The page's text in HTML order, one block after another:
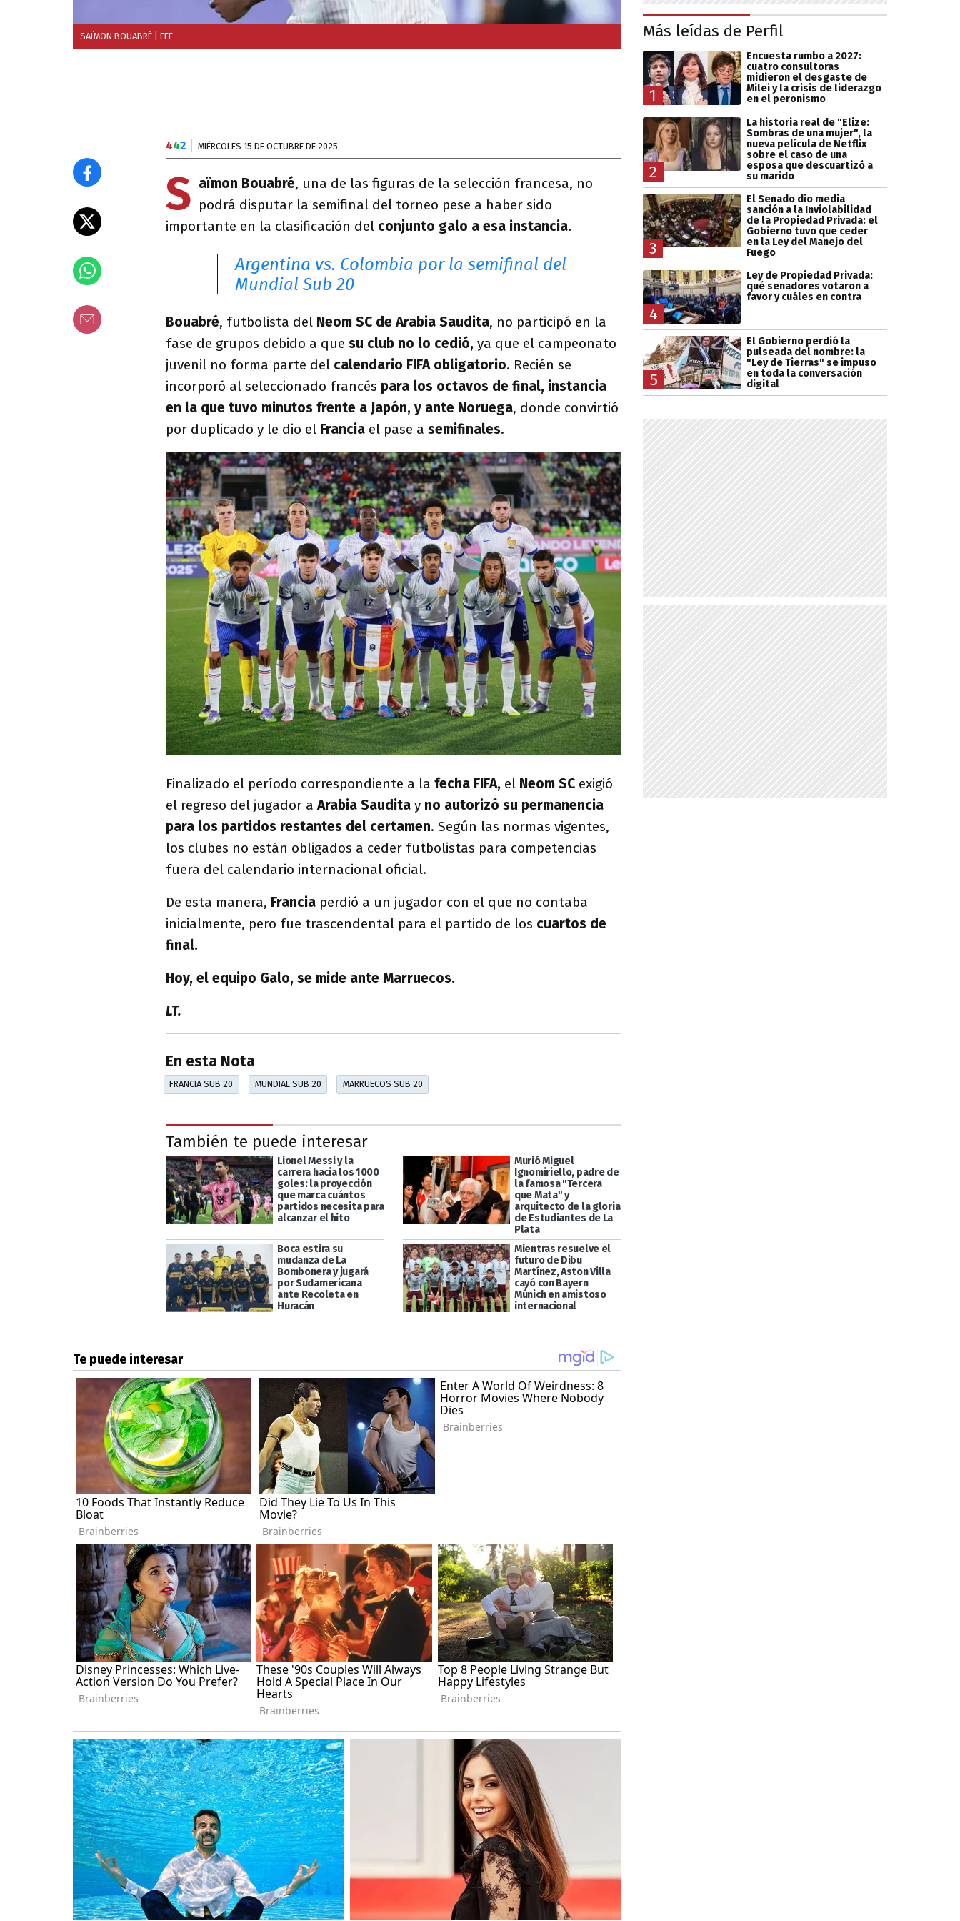
SAÏMON BOUABRÉ | FFF
442 MIÉRCOLES 15 DE OCTUBRE DE 2025
S aïmon Bouabré, una de las figuras de la selección francesa, no
podrá disputar la semifinal del torneo pese a haber sido
importante en la clasificación del conjunto galo a esa instancia.
Argentina vs. Colombia por la semifinal del
Mundial Sub 20
Bouabré, futbolista del Neom SC de Arabia Saudita, no participó en la
fase de grupos debido a que su club no lo cedió, ya que el campeonato
juvenil no forma parte del calendario FIFA obligatorio. Recién se
incorporó al seleccionado francés para los octavos de final, instancia
en la que tuvo minutos frente a Japón, y ante Noruega, donde convirtió
por duplicado y le dio el Francia el pase a semifinales.
Finalizado el período correspondiente a la fecha FIFA, el Neom SC exigió
el regreso del jugador aArabia Saudita y no autorizó su permanencia
para los partidos restantes del certamen. Según las normas vigentes,
los clubes no están obligados a ceder futbolistas para competencias
fuera del calendario internacional oficial.
De esta manera, Francia perdió a un jugador con el que no contaba
inicialmente, pero fue trascendental para el partido de los cuartos de
final.
Hoy, el equipo Galo, se mide ante Marruecos.
LT.
En esta Nota
FRANCIA SUB 20 MUNDIAL SUB 20 MARRUECOS SUB 20
También te puede interesar
Lionel Messi y la
carrera hacia los 1000
goles: la proyección
que marca cuántos
partidos necesita para
alcanzar el hito
Murió Miguel
Ignomiriello, padre de
la famosa "Tercera
que Mata" y
arquitecto de la gloria
de Estudiantes de La
Plata
Boca estira su
mudanza de La
Bombonera y jugará
por Sudamericana
ante Recoleta en
Huracán
Mientras resuelve el
futuro de Dibu
Martínez, Aston Villa
cayó con Bayern
Múnich en amistoso
internacional
Más leídas de Perfil
1
Encuesta rumbo a 2027:
cuatro consultoras
midieron el desgaste de
Milei y la crisis de liderazgo
en el peronismo
2
La historia real de "Elize:
Sombras de una mujer", la
nueva película de Netflix
sobre el caso de una
esposa que descuartizó a
su marido
3
El Senado dio media
sanción a la Inviolabilidad
de la Propiedad Privada: el
Gobierno tuvo que ceder
en la Ley del Manejo del
Fuego
4
Ley de Propiedad Privada:
qué senadores votaron a
favor y cuáles en contra
5
El Gobierno perdió la
pulseada del nombre: la
"Ley de Tierras" se impuso
en toda la conversación
digital